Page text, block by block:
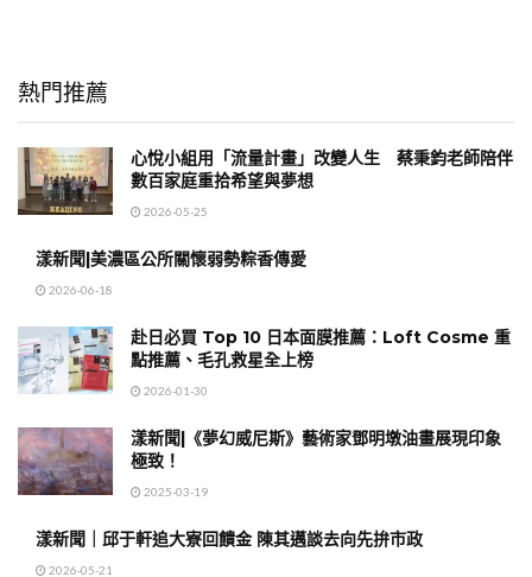
熱門推薦
心悅小組用「流量計畫」改變人生 蔡秉鈞老師陪伴
數百家庭重拾希望與夢想
2026-05-25
漾新聞|美濃區公所關懷弱勢粽香傳愛
2026-06-18
赴日必買 Top 10 日本面膜推薦：Loft Cosme 重
點推薦、毛孔救星全上榜
2026-01-30
漾新聞|《夢幻威尼斯》藝術家鄧明墩油畫展現印象
極致！
2025-03-19
漾新聞｜邱于軒追大寮回饋金 陳其邁談去向先拚市政
2026-05-21